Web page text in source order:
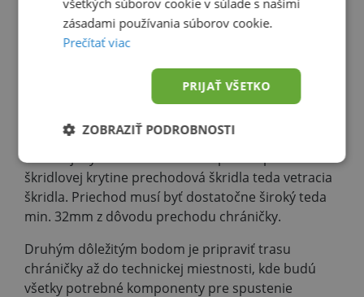
fotovoltiku?
Strecha a trasa káblovania
Pre fotovoltaický systém nie je dôležitý typ strešnej
fotovoltaického systému je zabezpečiť priechod v
škridlovej krytine prechodová škridla teda vetracia
škridla. Priechod musí byť dostatočne široký teda
min. 32mm z dôvodu prechodu chráničky.
Druhým dôležitým bodom je pripraviť trasu
chráničky až do technickej miestnosti, kde budú
všetky potrebné komponenty pre spustenie
všetkých súborov cookie v súlade s našimi
zásadami používania súborov cookie.
Prečítať viac
PRIJAŤ VŠETKO
ZOBRAZIŤ PODROBNOSTI